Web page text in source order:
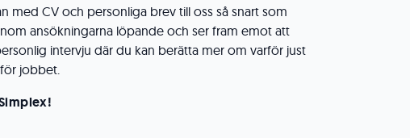
med CV och personliga brev till oss så snart som
ansökningarna löpande och ser fram emot att
intervju där du kan berätta mer om varför just
jobbet.